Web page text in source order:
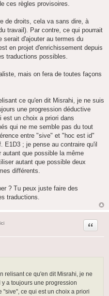
ces règles provisoires.
de droits, cela va sans dire, à
travail). Par contre, ce qui pourrait
serait d'ajouter au termes du
en projet d'enrichissement depuis
traductions possibles.
mais on fera de toutes façons
ce qu'en dit Misrahi, je ne suis
une progression déductive
est un choix a priori dans
qui ne me semble pas du tout
entre "sive" et "hoc est id"
; je pense au contraire qu'il
que possible la même
autant que possible deux
différents.
? Tu peux juste faire des
traductions.
Citation
relisant ce qu'en dit Misrahi, je ne
a toujours une progression
ce qui est un choix a priori